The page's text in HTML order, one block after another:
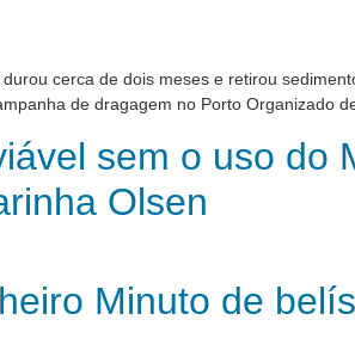
cerca de dois meses e retirou
de dragagem no Porto Organizado
sem o uso do
Olsen
Minuto de